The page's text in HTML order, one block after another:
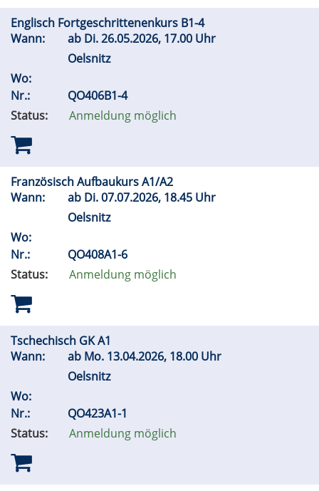
Englisch Fortgeschrittenenkurs B1-4
Wann:
ab Di.26.05.2026, 17.00 Uhr
Oelsnitz
Wo:
Nr.:
QO406B1-4
Status:
Anmeldung möglich
Französisch Aufbaukurs A1/A2
Wann:
ab Di.07.07.2026, 18.45 Uhr
Oelsnitz
Wo:
Nr.:
QO408A1-6
Status:
Anmeldung möglich
Tschechisch GK A1
Wann:
ab Mo. 13.04.2026, 18.00 Uhr
Oelsnitz
Wo:
Nr.:
QO423A1-1
Status:
Anmeldung möglich